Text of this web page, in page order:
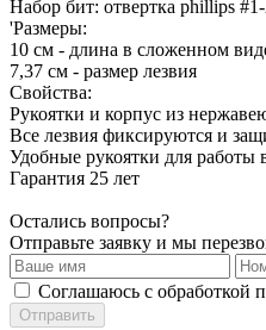
Набор бит: отвертка phillips
'Размеры:
10 см - длина в сложенном
7,37 см - размер лезвия
Свойства:
Рукоятки и корпус из
Все лезвия фиксируются и
Удобные рукоятки для работы
Гарантия 25 лет
Остались вопросы?
Отправьте заявку и мы
Соглашаюсь с обработкой